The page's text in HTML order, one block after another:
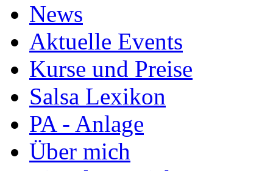
News
Aktuelle Events
Kurse und Preise
Salsa Lexikon
PA - Anlage
Über mich